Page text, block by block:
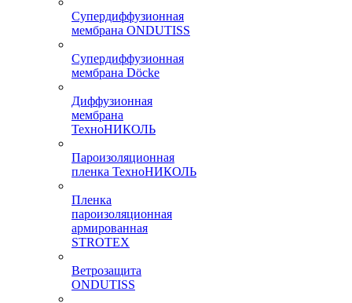
Супердиффузионная
мембрана ONDUTISS
Супердиффузионная
мембрана Döcke
Диффузионная
мембрана
ТехноНИКОЛЬ
Пароизоляционная
пленка ТехноНИКОЛЬ
Пленка
пароизоляционная
армированная
STROTEX
Ветрозащита
ONDUTISS